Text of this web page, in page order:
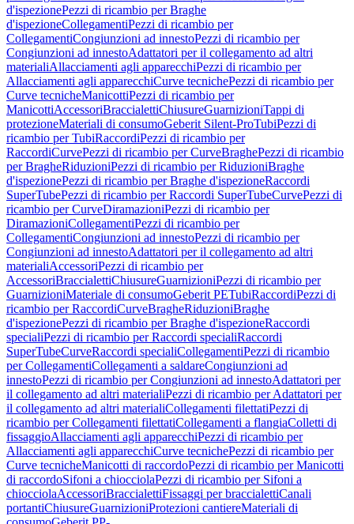
d'ispezionePezzi di ricambio per Braghe
d'ispezioneCollegamentiPezzi di ricambio per
CollegamentiCongiunzioni ad innestoPezzi di ricambio per
Congiunzioni ad innestoAdattatori per il collegamento ad altri
materialiAllacciamenti agli apparecchiPezzi di ricambio per
Allacciamenti agli apparecchiCurve tecnichePezzi di ricambio per
Curve tecnicheManicottiPezzi di ricambio per
ManicottiAccessoriBraccialettiChiusureGuarnizioniTappi di
protezioneMateriali di consumoGeberit Silent-ProTubiPezzi di
ricambio per TubiRaccordiPezzi di ricambio per
RaccordiCurvePezzi di ricambio per CurveBraghePezzi di ricambio
per BragheRiduzioniPezzi di ricambio per RiduzioniBraghe
d'ispezionePezzi di ricambio per Braghe d'ispezioneRaccordi
SuperTubePezzi di ricambio per Raccordi SuperTubeCurvePezzi di
ricambio per CurveDiramazioniPezzi di ricambio per
DiramazioniCollegamentiPezzi di ricambio per
CollegamentiCongiunzioni ad innestoPezzi di ricambio per
Congiunzioni ad innestoAdattatori per il collegamento ad altri
materialiAccessoriPezzi di ricambio per
AccessoriBraccialettiChiusureGuarnizioniPezzi di ricambio per
GuarnizioniMateriale di consumoGeberit PETubiRaccordiPezzi di
ricambio per RaccordiCurveBragheRiduzioniBraghe
d'ispezionePezzi di ricambio per Braghe d'ispezioneRaccordi
specialiPezzi di ricambio per Raccordi specialiRaccordi
SuperTubeCurveRaccordi specialiCollegamentiPezzi di ricambio
per CollegamentiCollegamenti a saldareCongiunzioni ad
innestoPezzi di ricambio per Congiunzioni ad innestoAdattatori per
il collegamento ad altri materialiPezzi di ricambio per Adattatori per
il collegamento ad altri materialiCollegamenti filettatiPezzi di
ricambio per Collegamenti filettatiCollegamenti a flangiaColletti di
fissaggioAllacciamenti agli apparecchiPezzi di ricambio per
Allacciamenti agli apparecchiCurve tecnichePezzi di ricambio per
Curve tecnicheManicotti di raccordoPezzi di ricambio per Manicotti
di raccordoSifoni a chiocciolaPezzi di ricambio per Sifoni a
chiocciolaAccessoriBraccialettiFissaggi per braccialettiCanali
portantiChiusureGuarnizioniProtezioni cantiereMateriali di